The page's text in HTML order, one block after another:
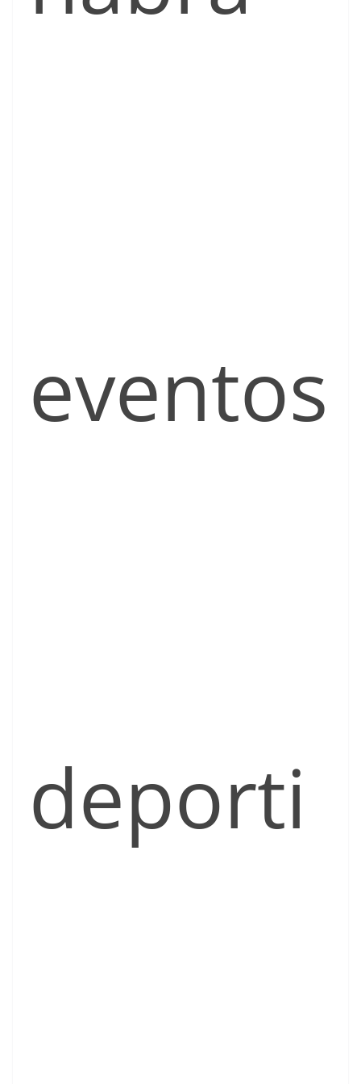
eventos
deporti